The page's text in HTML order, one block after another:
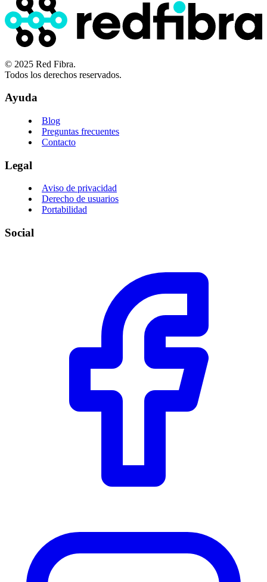
© 2025 Red Fibra.
Todos los derechos reservados.
Ayuda
Blog
Preguntas frecuentes
Contacto
Legal
Aviso de privacidad
Derecho de usuarios
Portabilidad
Social